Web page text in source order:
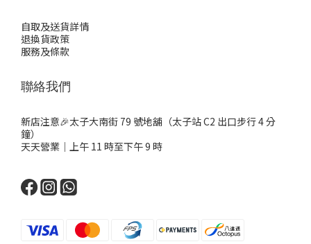
自取及送貨詳情
退換貨政策
服務及條款
聯絡我們
新店注意🎉太子大南街 79 號地舖（太子站 C2 出口步行 4 分
鐘）
天天營業｜上午 11 時至下午 9 時